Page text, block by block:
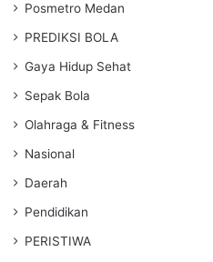
Posmetro Medan
PREDIKSI BOLA
Gaya Hidup Sehat
Sepak Bola
Olahraga & Fitness
Nasional
Daerah
Pendidikan
PERISTIWA